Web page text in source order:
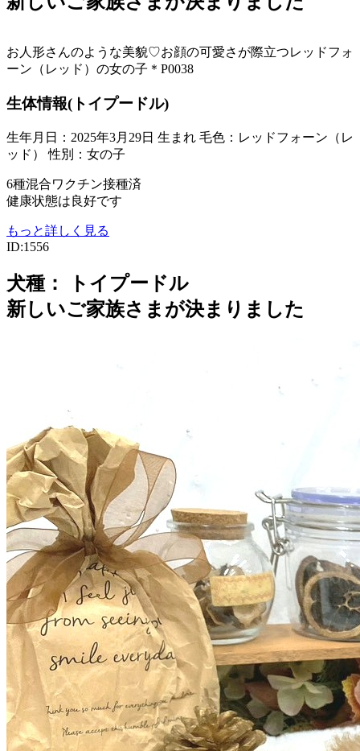
お人形さんのような美貌♡お顔の可愛さが際立つレッドフォ
ーン（レッド）の女の子＊P0038
生体情報(トイプードル)
生年月日：2025年3月29日 生まれ 毛色：レッドフォーン（レ
ッド）
性別：女の子
6種混合ワクチン接種済
健康状態は良好です
もっと詳しく見る
ID:1556
犬種：
トイプードル
新しいご家族さまが決まりました